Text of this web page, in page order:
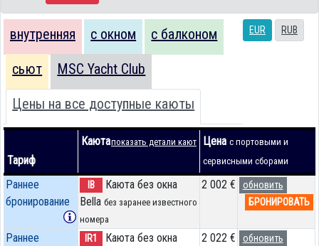
EUR RUB
внутренняя с окном с балконом
сьют MSC Yacht Club
Цены на все доступные каюты
Тариф
Каютапоказать детали кают Цена с портовыми и
сервисными сборами
Раннее
бронирование
IB
Каюта без окна
Bella без заранее известного
номера
2 002 €
обновить
БРОНИРОВАТЬ
Раннее IR1 Каюта без окна 2 022 € обновить